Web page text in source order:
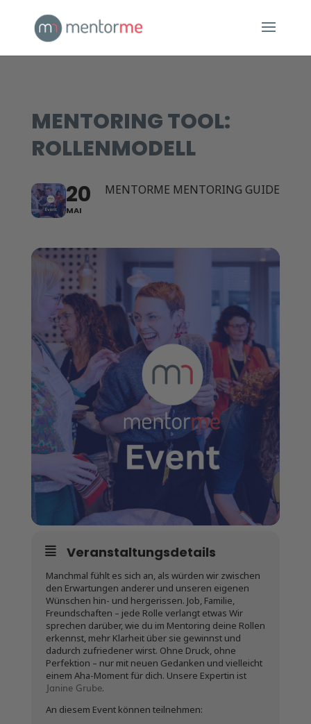
MENTORING TOOL:
ROLLENMODELL
20
MAI
MENTORME MENTORING GUIDE
Veranstaltungsdetails
Manchmal fühlt es sich an, als würden wir zwischen
den Erwartungen anderer und unseren eigenen
Wünschen hin- und hergerissen. Job, Familie,
Freundschaften – jede Rolle verlangt etwas Wir
sprechen darüber, wie du im Mentoring deine Rollen
erkennst, mehr Klarheit über sie gewinnst und
dadurch zufriedener wirst. Ohne Druck, ohne
Perfektion – nur mit neuen Gedanken und vielleicht
einem Aha-Moment für dich. Unsere Expertin ist
Janine Grube.
An diesem Event können teilnehmen: